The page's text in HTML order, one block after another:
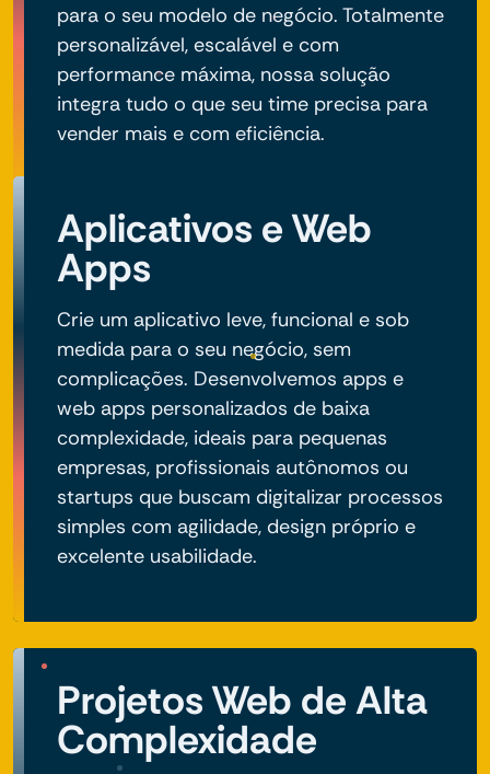
para o seu modelo de negócio. Totalmente
personalizável, escalável e com
performance máxima, nossa solução
integra tudo o que seu time precisa para
vender mais e com eficiência.
Aplicativos e Web
Apps
Crie um aplicativo leve, funcional e sob
medida para o seu negócio, sem
complicações. Desenvolvemos apps e
web apps personalizados de baixa
complexidade, ideais para pequenas
empresas, profissionais autônomos ou
startups que buscam digitalizar processos
simples com agilidade, design próprio e
excelente usabilidade.
Projetos Web de Alta
Complexidade